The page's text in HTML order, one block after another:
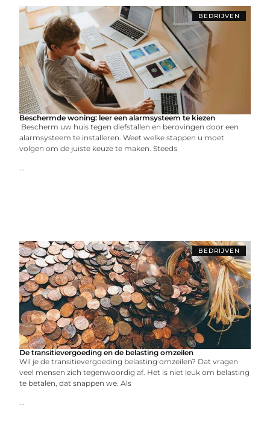
BEDRIJVEN
Beschermde woning: leer een alarmsysteem te kiezen
Bescherm uw huis tegen diefstallen en berovingen door een
alarmsysteem te installeren. Weet welke stappen u moet
volgen om de juiste keuze te maken. Steeds
...
BEDRIJVEN
De transitievergoeding en de belasting omzeilen
Wil je de transitievergoeding belasting omzeilen? Dat vragen
veel mensen zich tegenwoordig af. Het is niet leuk om belasting
te betalen, dat snappen we. Als
...